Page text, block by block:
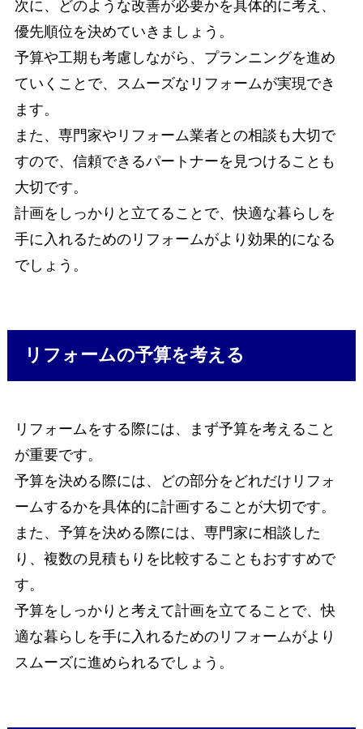
次に、どのような改善が必要かを具体的に考え、
優先順位を決めていきましょう。
予算や工期も考慮しながら、プランニングを進め
ていくことで、スムーズなリフォームが実現でき
ます。
また、専門家やリフォーム業者との相談も大切で
すので、信頼できるパートナーを見つけることも
大切です。
計画をしっかりと立てることで、快適な暮らしを
手に入れるためのリフォームがより効果的になる
でしょう。
リフォームの予算を考える
リフォームをする際には、まず予算を考えること
が重要です。
予算を決める際には、どの部分をどれだけリフォ
ームするかを具体的に計画することが大切です。
また、予算を決める際には、専門家に相談した
り、複数の見積もりを比較することもおすすめで
す。
予算をしっかりと考えて計画を立てることで、快
適な暮らしを手に入れるためのリフォームがより
スムーズに進められるでしょう。